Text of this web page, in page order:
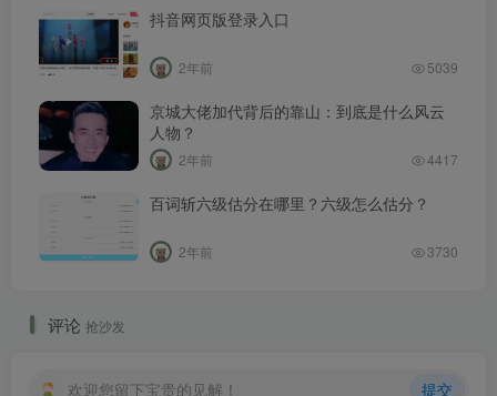
抖音网页版登录入口
2年前 5039
京城大佬加代背后的靠山：到底是什么风云
人物？
2年前 4417
百词斩六级估分在哪里？六级怎么估分？
2年前 3730
评论 抢沙发
欢迎您留下宝贵的见解！ 提交